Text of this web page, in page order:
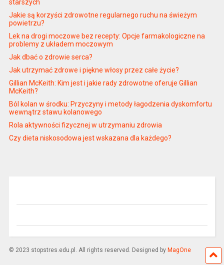
starszych
Jakie są korzyści zdrowotne regularnego ruchu na świeżym
powietrzu?
Lek na drogi moczowe bez recepty: Opcje farmakologiczne na
problemy z układem moczowym
Jak dbać o zdrowie serca?
Jak utrzymać zdrowe i piękne włosy przez całe życie?
Gillian McKeith: Kim jest i jakie rady zdrowotne oferuje Gillian
McKeith?
Ból kolan w środku: Przyczyny i metody łagodzenia dyskomfortu
wewnątrz stawu kolanowego
Rola aktywności fizycznej w utrzymaniu zdrowia
Czy dieta niskosodowa jest wskazana dla każdego?
© 2023 stopstres.edu.pl. All rights reserved. Designed by MagOne